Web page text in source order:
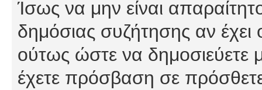
Ίσως να μην είναι
δημόσιας συζήτησης αν έχει
ούτως ώστε να δημοσιεύετε
έχετε πρόσβαση σε